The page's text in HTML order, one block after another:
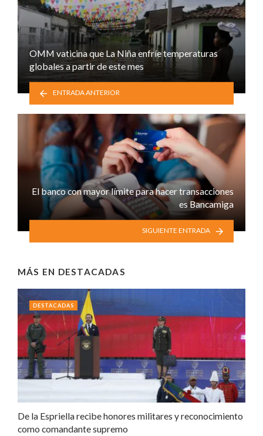
OMM vaticina que La Niña enfríe temperaturas
globales a partir de este mes
ENTRADA ANTERIOR
El banco con mayor límite para hacer transacciones
es Bancamiga
SIGUIENTE ENTRADA
MÁS EN DESTACADAS
De la Espriella recibe honores militares y reconocimiento
como comandante supremo
DESTACADAS